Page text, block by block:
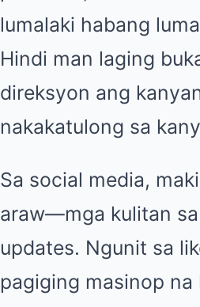
lumalaki habang
Hindi man laging
direksyon ang
nakakatulong sa
Sa social media,
araw—mga kulitan
updates. Ngunit sa
pagiging masinop